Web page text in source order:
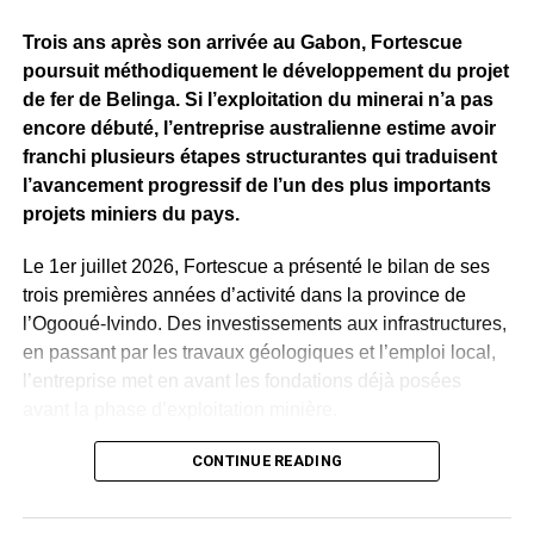
de tonnes de minerai à travers le monde.
Pour le Gabon, cette visite va bien au-delà de la
découverte d’installations industrielles. Elle permet de
mieux mesurer ce que représentera, demain, le
développement de Belinga, actuellement en phase
d’exploration par Fortescue Belinga.
Derrière les chiffres et les machines, l’enjeu concerne
surtout les emplois, la formation des jeunes, les
infrastructures et les perspectives offertes aux
populations. En se rendant à Pilbara, Hermann
Immongault a voulu voir, comprendre et préparer les
l’industrialisation et la prospérité du Gabon.
WhatsApp
Facebook
X Telegram
Email
>>
Trois ans après son arrivée au Gabon, Fortescue
poursuit méthodiquement le développement du projet
de fer de Belinga. Si l’exploitation du minerai n’a pas
encore débuté, l’entreprise australienne estime avoir
franchi plusieurs étapes structurantes qui traduisent
l’avancement progressif de l’un des plus importants
projets miniers du pays.
Le 1er juillet 2026, Fortescue a présenté le bilan de ses
trois premières années d’activité dans la province de
l’Ogooué-Ivindo. Des investissements aux infrastructures,
en passant par les travaux géologiques et l’emploi local,
l’entreprise met en avant les fondations déjà posées
Selon les chiffres communiqués, plus de
Un montant qui a notamment permis la réalisation et la
CONTINUE READING